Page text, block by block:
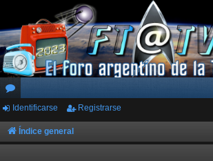
or
os
Identificarse Registrarse
Índice general